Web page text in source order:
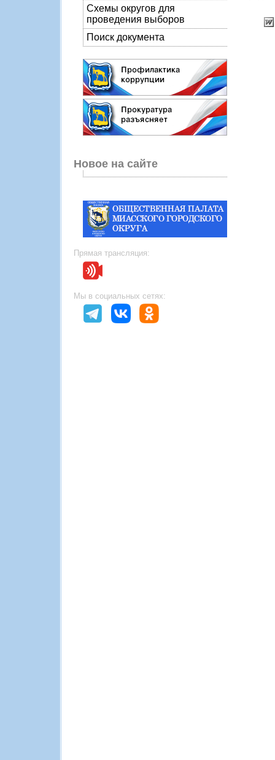
Схемы округов для
проведения выборов
Поиск документа
Новое на сайте
Прямая трансляция:
Мы в социальных сетях: